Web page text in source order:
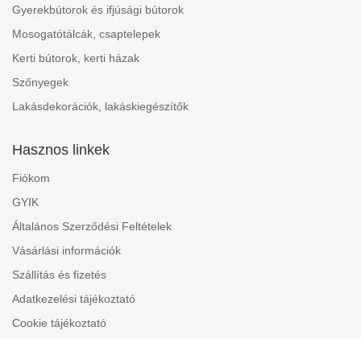
Gyerekbútorok és ifjúsági bútorok
Mosogatótálcák, csaptelepek
Kerti bútorok, kerti házak
Szőnyegek
Lakásdekorációk, lakáskiegészítők
Hasznos linkek
Fiókom
GYIK
Általános Szerződési Feltételek
Vásárlási információk
Szállítás és fizetés
Adatkezelési tájékoztató
Cookie tájékoztató